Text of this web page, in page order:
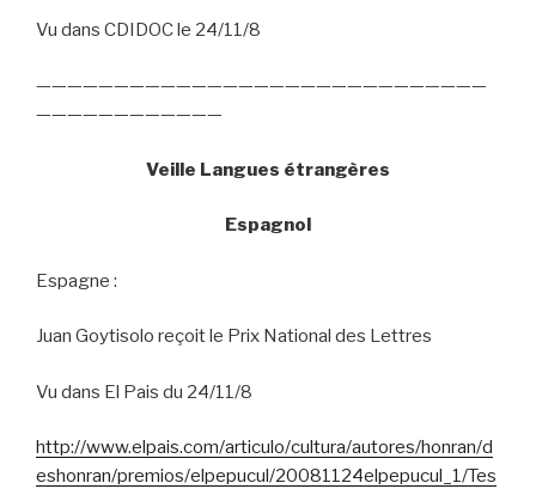
Vu dans CDIDOC le 24/11/8
—————————————————————————————
————————————
Veille Langues étrangères
Espagnol
Espagne :
Juan Goytisolo reçoit le Prix National des Lettres
Vu dans El Pais du 24/11/8
http://www.elpais.com/articulo/cultura/autores/honran/d
eshonran/premios/elpepucul/20081124elpepucul_1/Tes